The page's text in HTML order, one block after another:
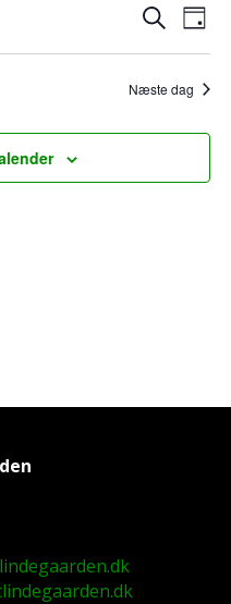
Søgning
Navigation
Søg
Dag
Næste dag